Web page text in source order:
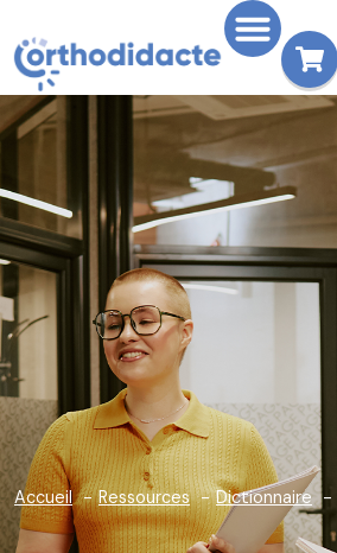
Accueil Ressources Dictionnaire